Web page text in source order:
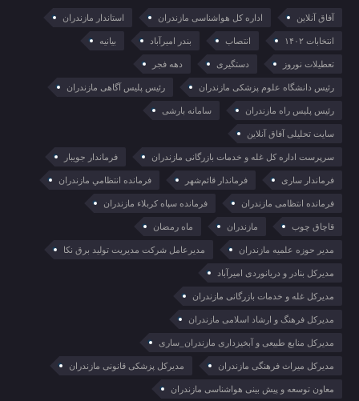
آفاق آنلاین اداره کل هواشناسی مازندران استاندار مازندران
انتخابات ۱۴۰۲ انتصاب بندر امیرآباد بیانیه
تعطیلات نوروز دستگیری دهه فجر
رئیس دانشگاه علوم پزشکی مازندران رئیس پلیس آگاهی مازندران
رئیس پلیس راه مازندران سامانه بارشی
سایت تحلیلی آفاق آنلاین
سرپرست اداره کل غله و خدمات بازرگانی مازندران فرماندار جویبار
فرماندار ساری فرماندار قائم‌شهر فرمانده انتظامي مازندران
فرمانده انتظامی مازندران فرمانده سپاه کربلاء مازندران
قاچاق چوب مازندران ماه رمضان
مدیر حوزه علمیه مازندران مدیرعامل شرکت مدیریت تولید برق نکا
مدیرکل بنادر و دریانوردی امیرآباد
مدیرکل غله و خدمات بازرگانی مازندران
مدیرکل فرهنگ و ارشاد اسلامی مازندران
مدیرکل منابع طبیعی و آبخیزداری مازندران_ساری
مدیرکل میراث فرهنگی مازندران مدیرکل پزشکی قانونی مازندران
معاون توسعه و پیش بینی هواشناسی مازندران